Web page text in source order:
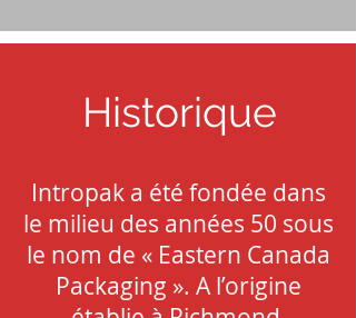
Historique
Intropak a été fondée dans
le milieu des années 50 sous
le nom de « Eastern Canada
Packaging ». A l’origine